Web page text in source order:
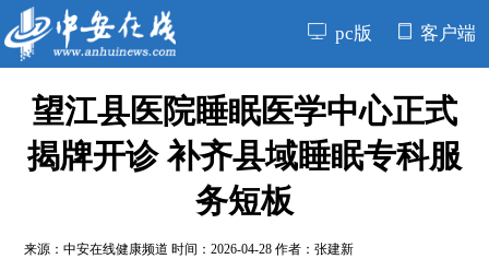
pc版 客户端
望江县医院睡眠医学中心正式
揭牌开诊 补齐县域睡眠专科服
务短板
来源：中安在线健康频道 时间：2026-04-28 作者：张建新